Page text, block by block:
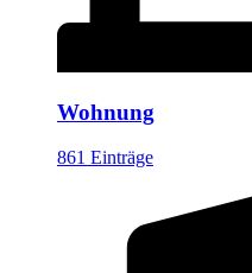
Wohnung
861 Einträge